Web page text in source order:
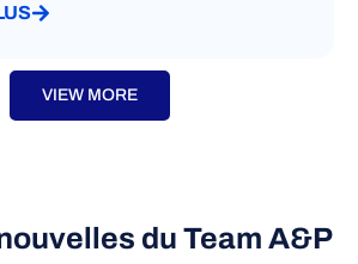
VIEW MORE
du Team A&P